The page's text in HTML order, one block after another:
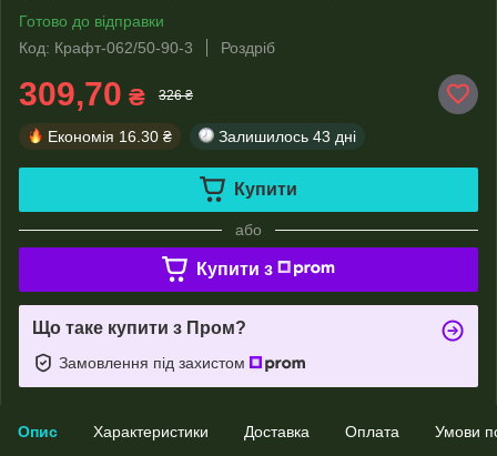
Готово до відправки
Код: Крафт-062/50-90-3
Роздріб
309,70 ₴ 326 ₴
Економія 16.30 ₴ Залишилось 43 дні
Купити
або
Купити з
Що таке купити з Пром?
Замовлення під захистом
Опис Характеристики Доставка Оплата Умови